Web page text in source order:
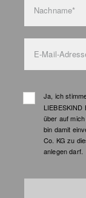
Nachname*
E-Mail-
Ja, ich
über auf
bin damit
Co. KG zu
anlegen darf.